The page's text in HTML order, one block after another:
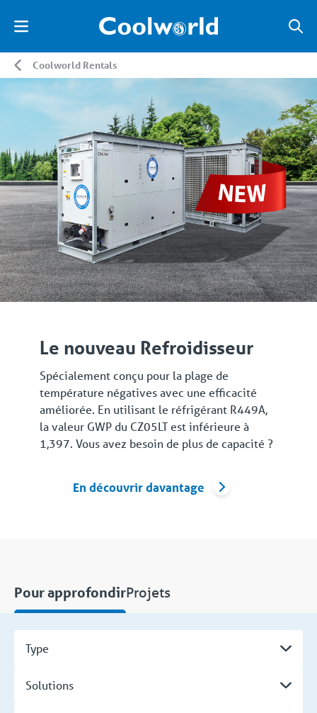
Coolworld Rentals
Le nouveau Refroidisseur
Spécialement conçu pour la plage de
température négatives avec une efficacité
améliorée. En utilisant le réfrigérant R449A,
la valeur GWP du CZ05LT est inférieure à
1,397. Vous avez besoin de plus de capacité ?
En découvrir davantage
Pour approfondirProjets
Type
Solutions